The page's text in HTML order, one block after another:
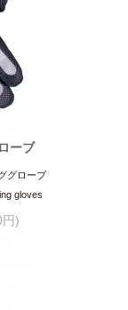
ーブ
グローブ
gloves
)